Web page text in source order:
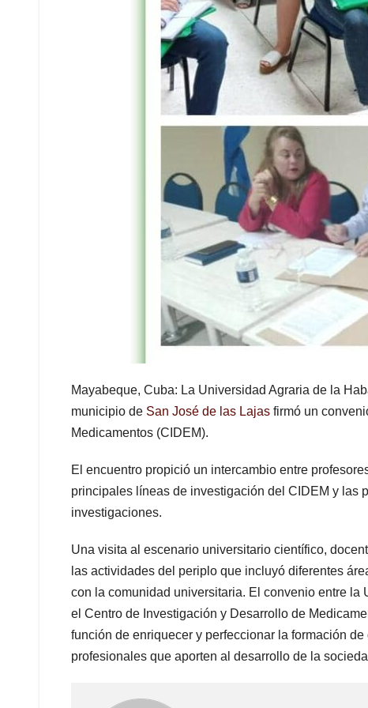
Mayabeque, Cuba: La Universidad Agraria de la
municipio de San José de las Lajas firmó un
Medicamentos (CIDEM).
El encuentro propició un intercambio entre
principales líneas de investigación del CIDEM y las
investigaciones.
Una visita al escenario universitario científico,
las actividades del periplo que incluyó diferentes
con la comunidad universitaria. El convenio entre la
el Centro de Investigación y Desarrollo de
función de enriquecer y perfeccionar la formación
profesionales que aporten al desarrollo de la